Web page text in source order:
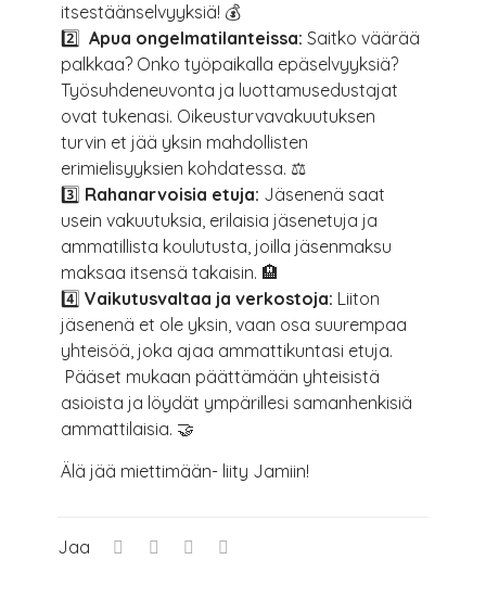
itsestäänselvyyksiä! 💰
2️⃣Apua ongelmatilanteissa: Saitko väärää
palkkaa? Onko työpaikalla epäselvyyksiä?
Työsuhdeneuvonta ja luottamusedustajat
ovat tukenasi. Oikeusturvavakuutuksen
turvin et jää yksin mahdollisten
erimielisyyksien kohdatessa. ⚖️
3️⃣ Rahanarvoisia etuja: Jäsenenä saat
usein vakuutuksia, erilaisia jäsenetuja ja
ammatillista koulutusta, joilla jäsenmaksu
maksaa itsensä takaisin. 🏨
4️⃣Vaikutusvaltaa ja verkostoja: Liiton
jäsenenä et ole yksin, vaan osa suurempaa
yhteisöä, joka ajaa ammattikuntasi etuja.
Pääset mukaan päättämään yhteisistä
asioista ja löydät ympärillesi samanhenkisiä
ammattilaisia. 🤝
Älä jää miettimään- liity Jamiin!
Jaa